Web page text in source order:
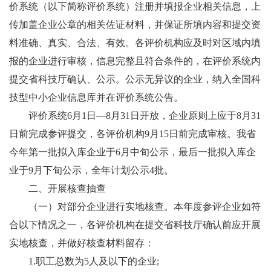
价系统（以下简称评价系统）注册并填报企业相关信息，上
传加盖企业公章的相关佐证材料，并保证所填内容和提交资
料准确、真实、合法、有效。各评价机构应及时对区域内填
报的企业进行审核，信息完整且符合条件的，在评价系统内
提交省科技厅确认、公示。公示无异议的企业，纳入全国科
技型中小企业信息库并在评价系统公告。
评价系统6月1日—8月31日开放，企业原则上应于8月31
日前完成参评提交，各评价机构9月15日前完成审核。我省
今年第一批拟入库企业于6月中旬公示，最后一批拟入库企
业于9月下旬公示，全年计划公示4批。
二、开展核查抽查
（一）对部分企业进行实地核查。本年度参评企业如符
合以下情况之一，各评价机构在提交省科技厅确认前应开展
实地核查，并做好核查材料留存：
1.职工总数为5人及以下的企业;